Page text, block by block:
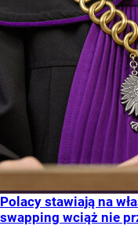
Polacy stawiają na
swapping wciąż nie